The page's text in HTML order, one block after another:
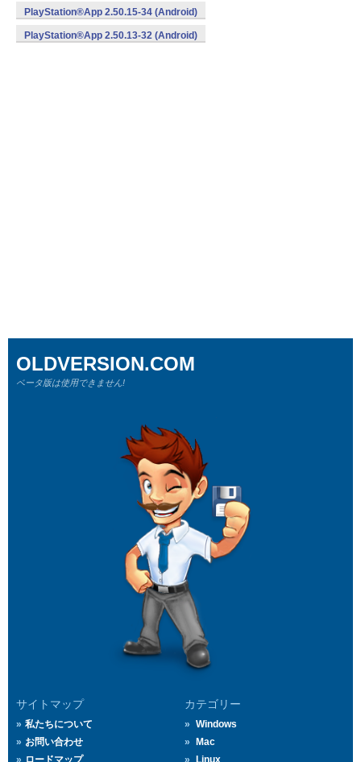
PlayStation®App 2.50.15-34 (Android)
PlayStation®App 2.50.13-32 (Android)
サイトマップ
私たちについて
お問い合わせ
ロードマップ
カテゴリー
Windows
Mac
Linux
OLDVERSION.COM
ベータ版は使用できません!